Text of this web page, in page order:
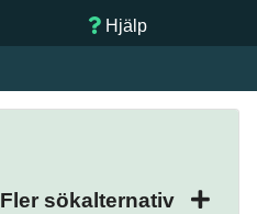
Hjälp
Fler sökalternativ